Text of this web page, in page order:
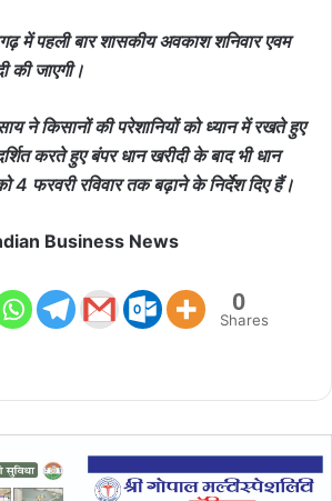
में पहली बार शासकीय अवकाश शनिवार एवम
की जाएगी।
ने किसानों की परेशानियों को ध्यान में रखते हुए
करते हुए बंपर धान खरीदी के बाद भी धान
4 फरवरी रविवार तक बढ़ाने के निर्देश दिए हैं।
Business News
0
Shares